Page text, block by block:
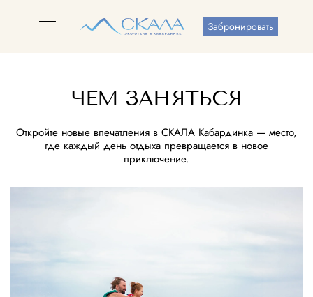
Забронировать
ЧЕМ ЗАНЯТЬСЯ
Откройте новые впечатления в СКАЛА Кабардинка — место,
где каждый день отдыха превращается в новое
приключение.